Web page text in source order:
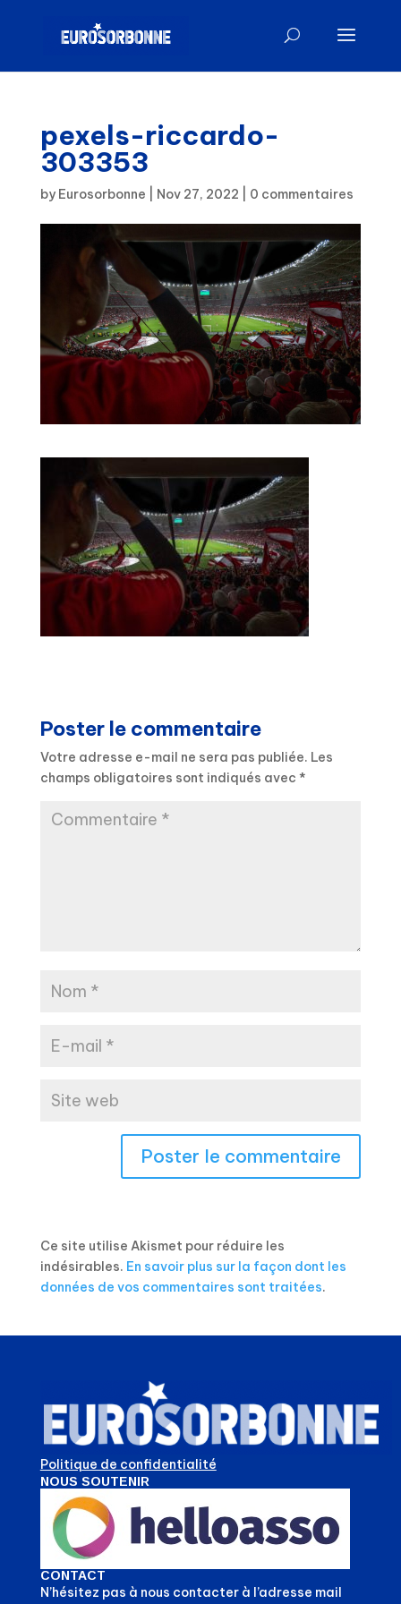
pexels-riccardo-
303353
by Eurosorbonne Nov 27, 2022 0 commentaires
Poster le commentaire
Votre adresse e-mail ne sera pas publiée. Les
champs obligatoires sont indiqués avec *
Ce site utilise Akismet pour réduire les
indésirables. En savoir plus sur la façon dont les
données de vos commentaires sont traitées.
Politique de confidentialité
NOUS SOUTENIR
CONTACT
N’hésitez pas à nous contacter à l’adresse mail